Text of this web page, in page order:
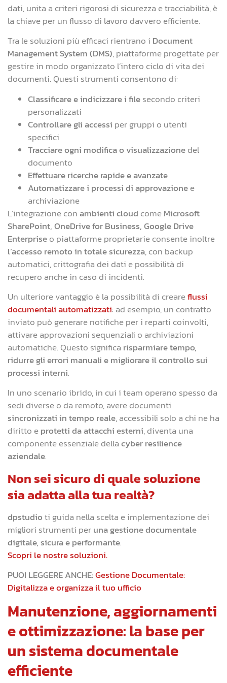
dati, unita a criteri rigorosi di sicurezza e tracciabilità, è
la chiave per un flusso di lavoro davvero efficiente.
Tra le soluzioni più efficaci rientrano i Document
Management System (DMS), piattaforme progettate per
gestire in modo organizzato l’intero ciclo di vita dei
documenti. Questi strumenti consentono di:
Classificare e indicizzare i filesecondo criteri
personalizzati
Controllare gli accessi per gruppi o utenti
specifici
Tracciare ogni modifica o visualizzazionedel
documento
Effettuare ricerche rapide e avanzate
Automatizzare i processi di approvazionee
archiviazione
L’integrazione conambienti cloud comeMicrosoft
SharePoint, OneDrive for Business, Google Drive
Enterpriseo piattaforme proprietarie consente inoltre
l’accesso remoto in totale sicurezza, con backup
automatici, crittografia dei dati e possibilità di
recupero anche in caso di incidenti.
Un ulteriore vantaggio è la possibilità di creareflussi
documentali automatizzati: ad esempio, un contratto
inviato può generare notifiche per i reparti coinvolti,
attivare approvazioni sequenziali o archiviazioni
automatiche. Questo significa risparmiare tempo,
ridurre gli errori manuali e migliorare il controllo sui
processi interni.
In uno scenario ibrido, in cui i team operano spesso da
sedi diverse o da remoto, avere documenti
sincronizzati in tempo reale, accessibili solo a chi ne ha
diritto eprotetti da attacchi esterni, diventa una
componente essenziale dellacyber resilience
aziendale.
Non sei sicuro di quale soluzione
sia adatta alla tua realtà?
dpstudioti guida nella scelta e implementazione dei
migliori strumenti peruna gestione documentale
digitale, sicura e performante.
Scopri le nostre soluzioni.
PUOI LEGGERE ANCHE:Gestione Documentale:
Digitalizza e organizza il tuo ufficio
Manutenzione, aggiornamenti
e ottimizzazione: la base per
un sistema documentale
efficiente